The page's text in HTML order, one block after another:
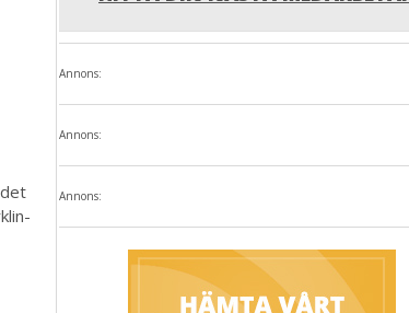
Annons:
Annons:
Annons: